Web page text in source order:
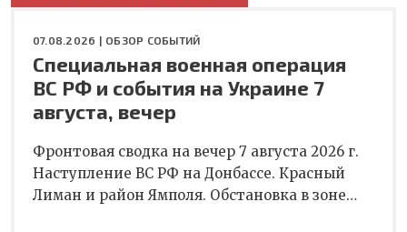
07.08.2026 | ОБЗОР СОБЫТИЙ
Специальная военная операция
ВС РФ и события на Украине 7
августа, вечер
Фронтовая сводка на вечер 7 августа 2026 г.
Наступление ВС РФ на Донбассе. Красный
Лиман и район Ямполя. Обстановка в зоне…